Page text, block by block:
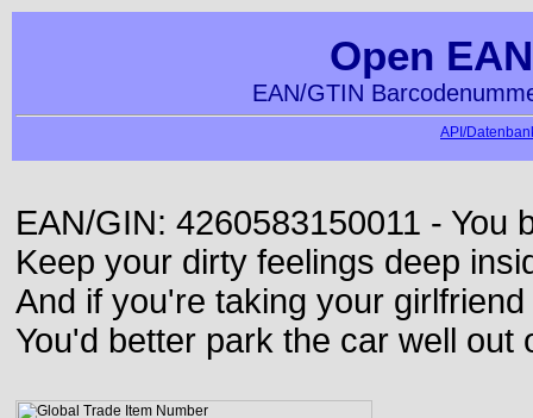
Open
EAN/GTIN
API/
EAN/GIN: 4260583150011 - You
Keep your dirty feelings deep
And if you're taking your
You'd better park the car well out